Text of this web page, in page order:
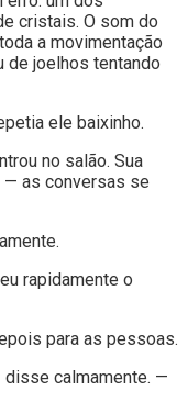
cristais. O som do
a movimentação
de joelhos tentando
ele baixinho.
no salão. Sua
— as conversas se
rapidamente o
para as pessoas.
disse calmamente. —